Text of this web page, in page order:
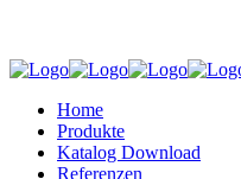
Home
Produkte
Katalog Download
Referenzen